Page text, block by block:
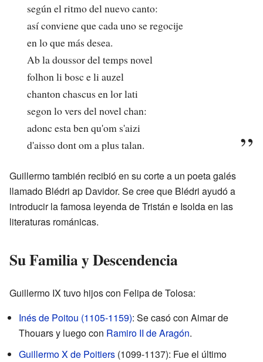
según el ritmo del nuevo canto:
así conviene que cada uno se regocije
en lo que más desea.
Ab la doussor del temps novel
folhon li bosc e li auzel
chanton chascus en lor lati
segon lo vers del novel chan:
adonc esta ben qu'om s'aizi
d'aisso dont om a plus talan.
Guillermo también recibió en su corte a un poeta galés
llamado Blédri ap Davidor. Se cree que Blédri ayudó a
introducir la famosa leyenda de Tristán e Isolda en las
literaturas románicas.
Su Familia y Descendencia
Guillermo IX tuvo hijos con Felipa de Tolosa:
Inés de Poitou (1105-1159): Se casó con Aimar de
Thouars y luego con Ramiro II de Aragón.
Guillermo X de Poitiers (1099-1137): Fue el último